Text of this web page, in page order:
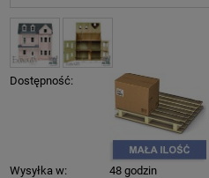
Dostępność:
Wysyłka w: 48 godzin